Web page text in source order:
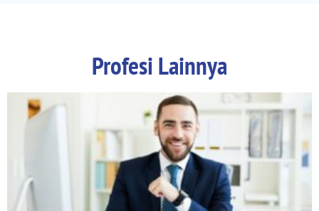
Profesi Lainnya